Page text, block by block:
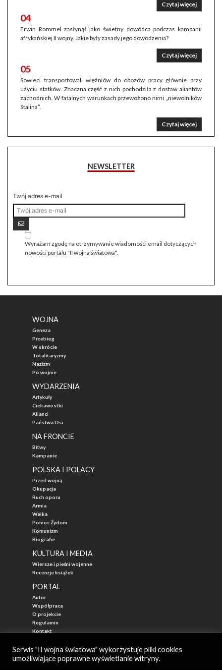
Czytaj więcej
04
Erwin Rommel zasłynął jako świetny dowódca podczas kampanii
afrykańskiej II wojny. Jakie były zasady jego dowodzenia?
Czytaj więcej
05
Sowieci transportowali więźniów do obozów pracy głównie przy
użyciu statków. Znaczna część z nich pochodziła z dostaw aliantów
zachodnich. W fatalnych warunkach przewożono nimi „niewolników
Stalina”.
Czytaj więcej
NEWSLETTER
Twój adres e-mail
Wyrażam zgodę na otrzymywanie wiadomości email dotyczących
nowości portalu "II wojna światowa".
WOJNA
Geneza
Przebieg
W skrócie
Totalitaryzmy
Nazizm
Po wojnie
WYDARZENIA
Artykuły
Ciekawostki
Alianci
Państwa Osi
NA FRONCIE
Bitwy
Kampanie
POLSKA I POLACY
Przed wojną
Okupacja
Ruch oporu
Armia
Walka
Pomoc Żydom
Komunizm
Biografie
KULTURA I MEDIA
Wiersze i pieśni wojenne
Recenzje książek
PORTAL
Autor
Współpraca
O projekcie
Regulamin
Kontakt
Serwis "II wojna światowa" wykorzystuje pliki cookies
umożliwiające poprawne wyświetlanie witryny.